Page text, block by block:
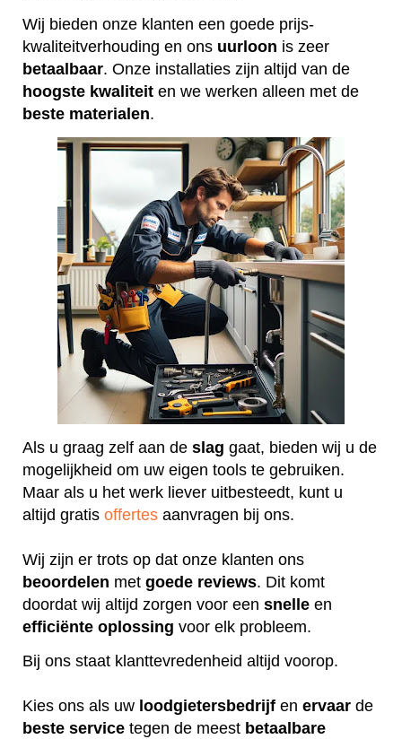
Wij bieden onze klanten een goede prijs-
kwaliteitverhouding en ons uurloon is zeer
betaalbaar. Onze installaties zijn altijd van de
hoogste kwaliteit en we werken alleen met de
beste materialen.
Als u graag zelf aan de slag gaat, bieden wij u de
mogelijkheid om uw eigen tools te gebruiken.
Maar als u het werk liever uitbesteedt, kunt u
altijd gratis offertes aanvragen bij ons.
Wij zijn er trots op dat onze klanten ons
beoordelen met goede reviews. Dit komt
doordat wij altijd zorgen voor een snelle en
efficiënte oplossing voor elk probleem.
Bij ons staat klanttevredenheid altijd voorop.
Kies ons als uw loodgietersbedrijf en ervaar de
beste service tegen de meest betaalbare